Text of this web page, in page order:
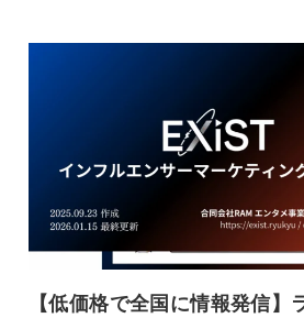
【低価格で全国に情報発信】